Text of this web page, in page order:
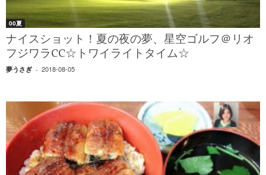
00夏
ナイスショット！夏の夜の夢、星空ゴルフ＠リオ
フジワラCC☆トワイライトタイム☆
夢うさぎ - 2018-08-05